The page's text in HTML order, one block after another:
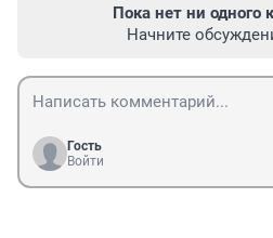
Пока нет ни одного
Начните
Гость
Войти